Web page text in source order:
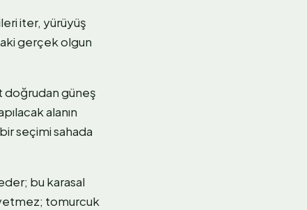
iter, yürüyüş
gerçek olgun
doğrudan güneş
alanın
seçimi sahada
bu karasal
yetmez; tomurcuk